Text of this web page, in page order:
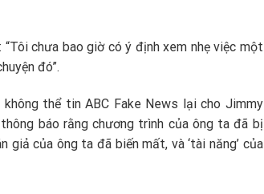
chưa bao giờ có ý định xem nhẹ việc một
đó”.
thể tin ABC Fake News lại cho Jimmy
báo rằng chương trình của ông ta đã bị
giả của ông ta đã biến mất, và ‘tài năng’ của